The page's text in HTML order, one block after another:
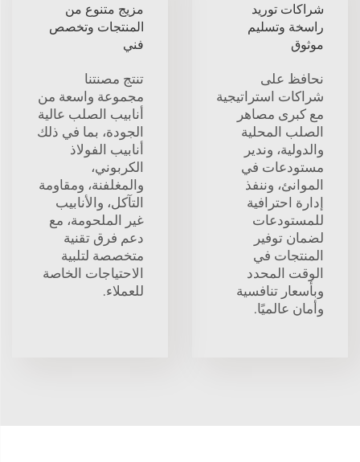
شراكات توريد
راسخة وتسليم
موثوق
نحافظ على
شراكات استراتيجية
مع كبرى مصاهر
الصلب المحلية
والدولية، وندير
مستودعات في
الموانئ، وننفذ
إدارة احترافية
للمستودعات
لضمان توفير
المنتجات في
الوقت المحدد
وبأسعار تنافسية
وأمان عالميًا.
مزيج متنوع من
المنتجات وتخصص
فني
تنتج مصنتنا
مجموعة واسعة من
أنابيب الصلب عالية
الجودة، بما في ذلك
أنابيب الفولاذ
الكربوني،
والمغلفنة، ومقاومة
التآكل، والأنابيب
غير الملحومة، مع
دعم فرق تقنية
متخصصة لتلبية
الاحتياجات الخاصة
للعملاء.